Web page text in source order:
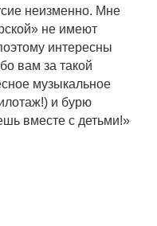
неизменно. Мне
не имеют
интересны
вам за такой
музыкальное
и бурю
вместе с детьми!»